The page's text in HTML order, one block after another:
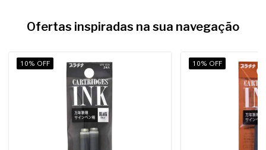
Ofertas inspiradas na sua navegação
10% OFF 10% OFF